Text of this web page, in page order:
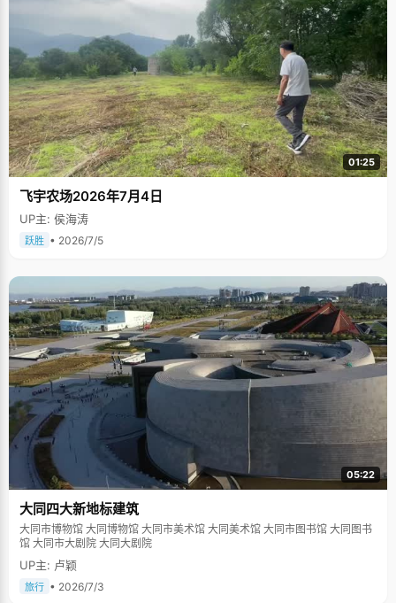
01:25
飞宇农场2026年7月4日
UP主: 侯海涛
跃胜 • 2026/7/5
05:22
大同四大新地标建筑
大同市博物馆 大同博物馆 大同市美术馆 大同美术馆 大同市图书馆 大同图书
馆 大同市大剧院 大同大剧院
UP主: 卢颖
旅行 • 2026/7/3